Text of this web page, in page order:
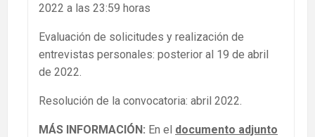
2022 a las 23:59 horas
Evaluación de solicitudes y realización de
entrevistas personales: posterior al 19 de abril
de 2022.
Resolución de la convocatoria: abril 2022.
MÁS INFORMACIÓN: En el documento adjunto